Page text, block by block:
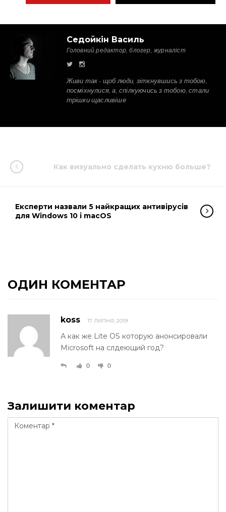
Седойкін Василь
Головний редактор, блогер, журналіст
Живи так - щоб люди, зіткнувшись з тобою,
посміхнулися, а, спілкуючись з тобою, стали
трішки щасливіше
Как визуально сделать кухню больше?
Експерти назвали 5 найкращих антивірусів
для Windows 10 і macOS
ОДИН КОМЕНТАР
koss 17 ЛИПНЯ, 2019
А как же Lite OS которую анонсировали
Microsoft на слдеющий год?
0 0
Залишити коментар